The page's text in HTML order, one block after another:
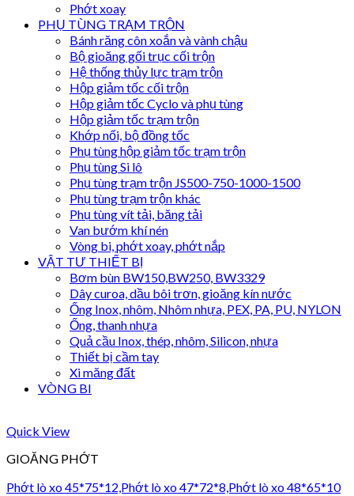
Phớt xoay
PHỤ TÙNG TRẠM TRỘN
Bánh răng côn xoắn và vành chậu
Bộ gioăng gối trục cối trộn
Hệ thống thủy lực trạm trộn
Hộp giảm tốc cối trộn
Hộp giảm tốc Cyclo và phụ tùng
Hộp giảm tốc trạm trộn
Khớp nối, bộ đồng tốc
Phụ tùng hộp giảm tốc trạm trộn
Phụ tùng Si lô
Phụ tùng trạm trộn JS500-750-1000-1500
Phụ tùng trạm trộn khác
Phụ tùng vít tải, băng tải
Van bướm khí nén
Vòng bi, phớt xoay, phớt nắp
VẬT TƯ THIẾT BỊ
Bơm bùn BW150,BW250, BW3329
Dây curoa, dầu bôi trơn, gioăng kín nước
Ống Inox, nhôm, Nhôm nhựa, PEX, PA, PU, NYLON
Ống, thanh nhựa
Quả cầu Inox, thép, nhôm, Silicon, nhựa
Thiết bị cầm tay
Xi măng đất
VÒNG BI
Quick View
GIOĂNG PHỚT
Phớt lò xo 45*75*12,Phớt lò xo 47*72*8,Phớt lò xo 48*65*10